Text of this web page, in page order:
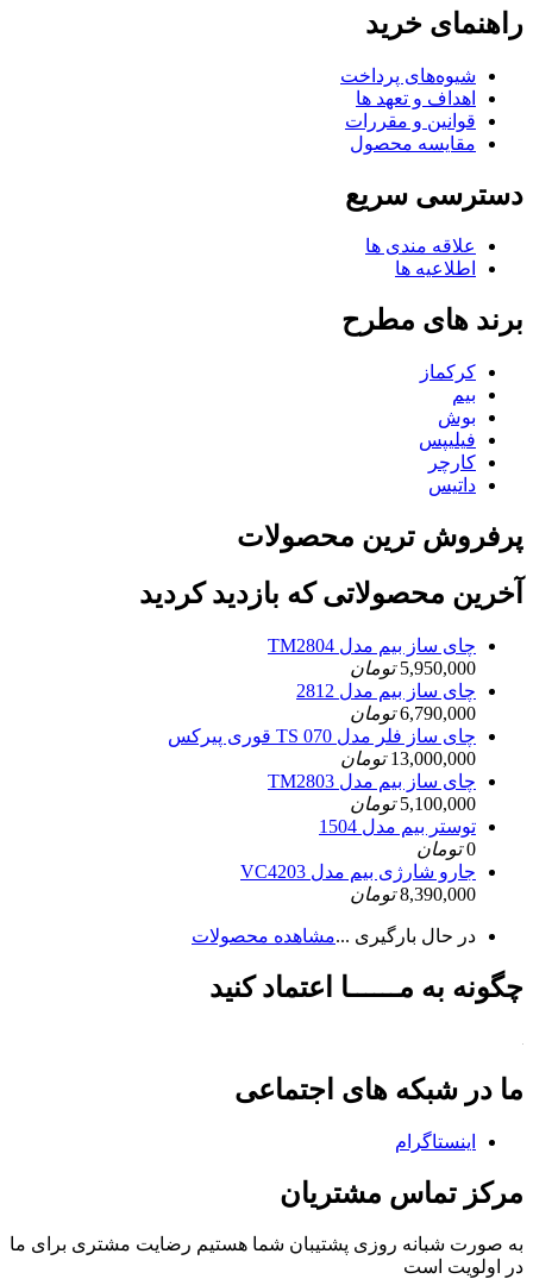
راهنمای خرید
شیوه‌های پرداخت
اهداف و تعهد ها
قوانین و مقررات
مقایسه محصول
دسترسی سریع
علاقه مندی ها
اطلاعیه ها
برند های مطرح
کرکماز
بیم
بوش
فیلیپس
کارچر
داتیس
پرفروش ترین محصولات
آخرین محصولاتی که بازدید کردید
چای ساز بیم مدل TM2804
5,950,000 تومان
چای ساز بیم مدل 2812
6,790,000 تومان
چای ساز فلر مدل TS 070 قوری پیرکس
13,000,000 تومان
چای ساز بیم مدل TM2803
5,100,000 تومان
توستر بیم مدل 1504
0 تومان
جارو شارژی بیم مدل VC4203
8,390,000 تومان
در حال بارگیری ...مشاهده محصولات
چگونه به مــــــا اعتماد کنید
ما در شبکه های اجتماعی
اینستاگرام
مرکز تماس مشتریان
به صورت شبانه روزی پشتیبان شما هستیم رضایت مشتری برای ما
در اولویت است